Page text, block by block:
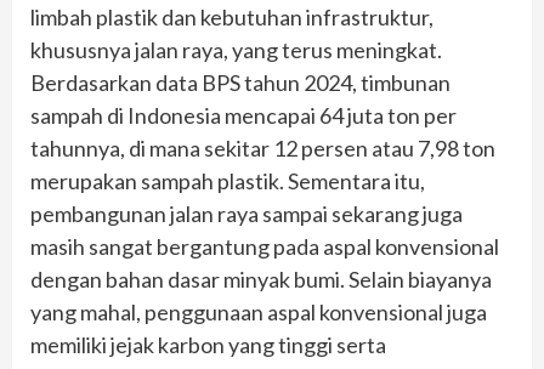
limbah plastik dan kebutuhan infrastruktur,
khususnya jalan raya, yang terus meningkat.
Berdasarkan data BPS tahun 2024, timbunan
sampah di Indonesia mencapai 64 juta ton per
tahunnya, di mana sekitar 12 persen atau 7,98 ton
merupakan sampah plastik. Sementara itu,
pembangunan jalan raya sampai sekarang juga
masih sangat bergantung pada aspal konvensional
dengan bahan dasar minyak bumi. Selain biayanya
yang mahal, penggunaan aspal konvensional juga
memiliki jejak karbon yang tinggi serta